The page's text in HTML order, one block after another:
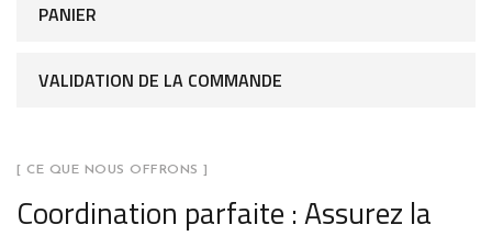
PANIER
VALIDATION DE LA COMMANDE
[ CE QUE NOUS OFFRONS ]
Coordination parfaite : Assurez la